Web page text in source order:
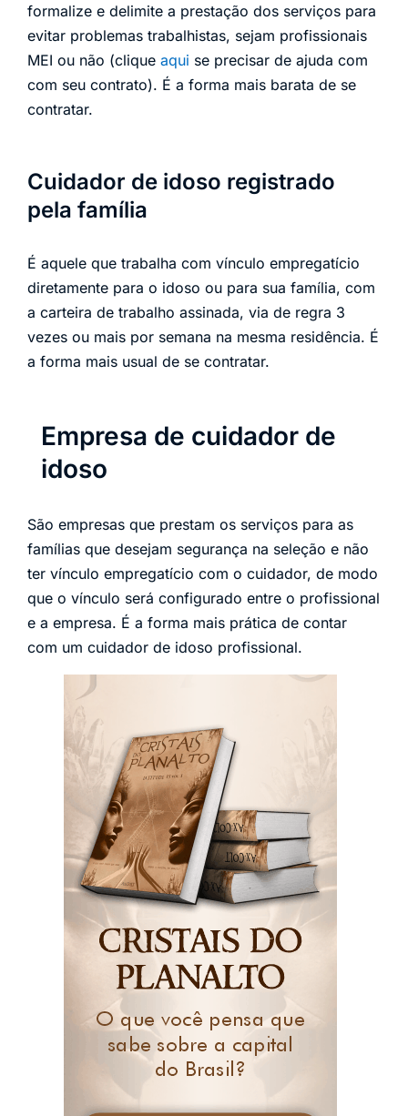
formalize e delimite a prestação dos serviços para
evitar problemas trabalhistas, sejam profissionais
MEI ou não (clique aqui se precisar de ajuda com
com seu contrato). É a forma mais barata de se
contratar.
Cuidador de idoso registrado
pela família
É aquele que trabalha com vínculo empregatício
diretamente para o idoso ou para sua família, com
a carteira de trabalho assinada, via de regra 3
vezes ou mais por semana na mesma residência. É
a forma mais usual de se contratar.
Empresa de cuidador de
idoso
São empresas que prestam os serviços para as
famílias que desejam segurança na seleção e não
ter vínculo empregatício com o cuidador, de modo
que o vínculo será configurado entre o profissional
e a empresa. É a forma mais prática de contar
com um cuidador de idoso profissional.